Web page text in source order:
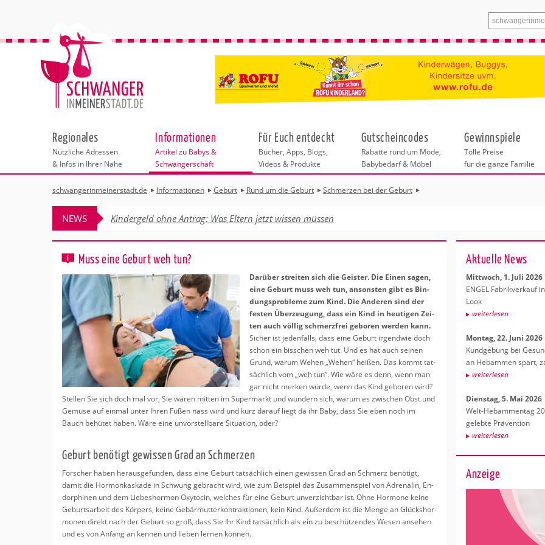
Regionales
Nützliche Adressen
& Infos in Ihrer Nähe
Städteauswahl
Bitte wählen Sie zuerst eine Stadt aus.
beziehen sich auf die ausgewählte Stadt.
Adressen
Behördengänge &
Erledigungen
Beratung
Kurse
Regionale Tipps
Informationen
Artikel zu Babys &
Schwangerschaft
Kinderwunsch
Schwangerschaft
Geburt
Art der Geburt
Rund um die Geburt
Nach der Geburt
Was genau macht ein CTG?
Die­ses Gerät zeich­net die Herz­tö­ne
und Wehen auf.
wei­ter­le­sen
Was
Baby & Kleinkind
Kurse
Psychische Gesundheit für
Schwangere und Eltern
Familie
Für Euch entdeckt
Bücher, Apps, Blogs,
Videos & Produkte
Gutscheincodes
Rabatte rund um Mode,
Babybedarf & Möbel
Gewinnspiele
Tolle Preise
für die ganze Familie
schwangerinmeinerstadt.de Informationen Geburt Rund um die Geburt Schmerzen bei der Geburt
NEWS Kindergeld ohne Antrag: Was Eltern jetzt wissen müssen
Muss eine Geburt weh tun?
Dar­über strei­ten sich die Geis­ter. Die Einen sagen,
eine Ge­burt muss weh tun, an­sons­ten gibt es Bin­
dungs­pro­ble­me zum Kind. Die An­de­ren sind der
fes­ten Über­zeu­gung, dass ein Kind in heu­ti­gen Zei­
ten auch völ­lig schmerz­frei ge­bo­ren wer­den kann.
Si­cher ist je­den­falls, dass eine Ge­burt ir­gend­wie doch
schon ein biss­chen weh tut. Und es hat auch sei­nen
Grund, warum Wehen „Wehen“ hei­ßen. Das kommt tat­
säch­lich vom „weh tun“. Wie wäre es denn, wenn man
gar nicht mer­ken würde, wenn das Kind ge­bo­ren wird?
Stel­len Sie sich doch mal vor, Sie wären mit­ten im Su­per­markt und wun­dern sich, warum es zwi­schen Obst und
Ge­mü­se auf ein­mal unter Ihren Füßen nass wird und kurz dar­auf liegt da ihr Baby, dass Sie eben noch im
Bauch be­hü­tet haben. Wäre eine un­vor­stell­ba­re Si­tua­ti­on, oder?
Ge­burt be­nö­tigt ge­wis­sen Grad an Schmer­zen
For­scher haben her­aus­ge­fun­den, dass eine Ge­burt tat­säch­lich einen ge­wis­sen Grad an Schmerz be­nö­tigt,
damit die Hor­mon­kas­ka­de in Schwung ge­bracht wird, wie zum Bei­spiel das Zu­sam­men­spiel von Ad­re­na­lin, En­
dor­phi­nen und dem Lie­bes­hor­mon Oxy­to­cin, wel­ches für eine Ge­burt un­ver­zicht­bar ist. Ohne Hor­mo­ne keine
Ge­burts­ar­beit des Kör­pers, keine Ge­bär­mut­ter­kon­trak­tio­nen, kein Kind. Au­ßer­dem ist die Menge an Glücks­hor­
mo­nen di­rekt nach der Ge­burt so groß, dass Sie Ihr Kind tat­säch­lich als ein zu be­schüt­zen­des Wesen an­se­hen
und es von An­fang an ken­nen und lie­ben ler­nen kön­nen.
Ak­tu­el­le News
Mitt­woch, 1. Juli 2026
ENGEL Fa­brik­ver­kauf
Look
wei­ter­le­sen
Mon­tag, 22. Juni 2026
Kund­ge­bung bei
an Heb­am­men spart,
wei­ter­le­sen
Diens­tag, 5. Mai 2026
Welt-Heb­am­men­tag
ge­leb­te Prä­ven­ti­on
wei­ter­le­sen
Anzeige